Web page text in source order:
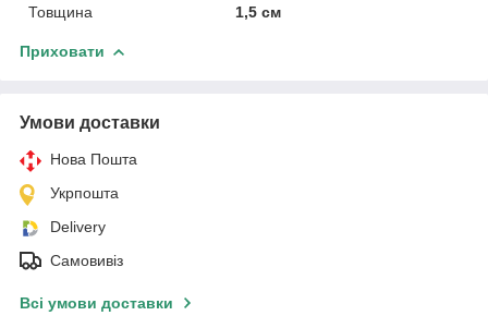
Товщина 1,5 см
Приховати
Умови доставки
Нова Пошта
Укрпошта
Delivery
Самовивіз
Всі умови доставки